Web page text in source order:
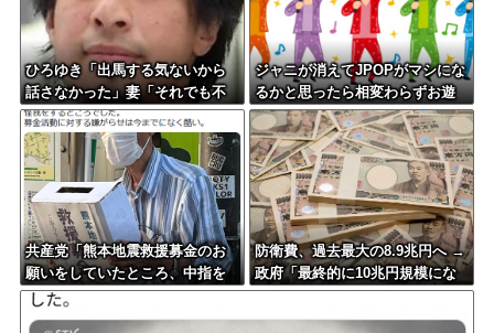
ひろゆき「出馬する気ないから
話さなかった」妻「それでも不
誠実だろ」→離婚協議へｗｗｗ
ｗｗ
ジャニが消えてJPOPがマシにな
るかと思ったら相変わらずお遊
戯会やってて笑う
共産党「熊本地震救援募金のお
願いをしていたところ、中指を
立てられました。嫌がらせ酷
い」
防衛費、過去最大の8.9兆円へ →
政府「最終的に10兆円規模にな
る可能性」